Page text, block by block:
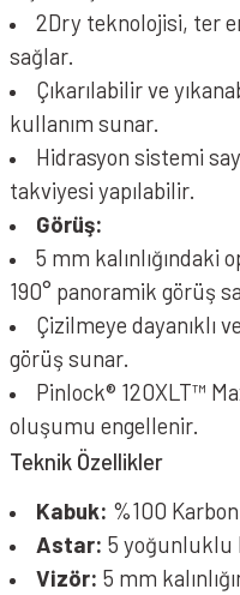
2Dry teknolojisi, ter
sağlar.
Çıkarılabilir ve
kullanım sunar.
Hidrasyon sistemi
takviyesi yapılabilir.
Görüş:
5 mm kalınlığındaki
190° panoramik görüş
Çizilmeye dayanıklı
görüş sunar.
Pinlock® 120XLT™
oluşumu engellenir.
Teknik Özellikler
Kabuk: %100
Astar: 5 yoğunluklu
Vizör: 5 mm